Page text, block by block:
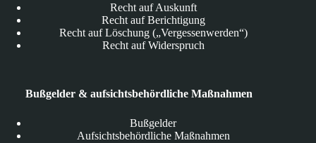
Recht auf Auskunft
Recht auf Berichtigung
Recht auf Löschung („Vergessenwerden“)
Recht auf Widerspruch
Bußgelder & aufsichtsbehördliche Maßnahmen
Bußgelder
Aufsichtsbehördliche Maßnahmen